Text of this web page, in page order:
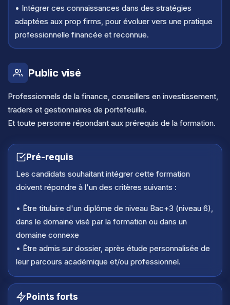
• Intégrer ces connaissances dans des stratégies
adaptées aux prop firms, pour évoluer vers une pratique
professionnelle financée et reconnue.
Public visé
Professionnels de la finance, conseillers en investissement,
traders et gestionnaires de portefeuille.
Et toute personne répondant aux prérequis de la formation.
Pré-requis
Les candidats souhaitant intégrer cette formation
doivent répondre à l'un des critères suivants :
• Être titulaire d'un diplôme de niveau Bac+3 (niveau 6),
dans le domaine visé par la formation ou dans un
domaine connexe
• Être admis sur dossier, après étude personnalisée de
leur parcours académique et/ou professionnel.
Points forts